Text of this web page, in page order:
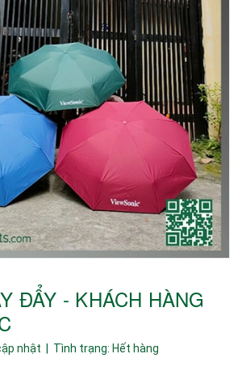
ĐẨY - KHÁCH HÀNG
nhật | Tình trạng: Hết hàng